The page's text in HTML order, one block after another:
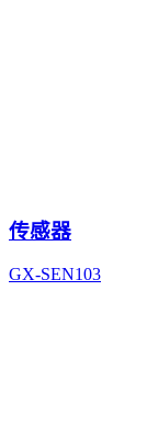
传感器
GX-SEN103